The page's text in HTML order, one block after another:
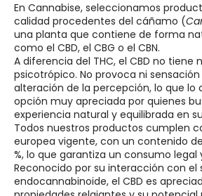
En Cannabise, seleccionamos
calidad procedentes del cáñamo (
una planta que contiene de forma
como el CBD, el CBG o el CBN.
A diferencia del THC, el CBD no tiene
psicotrópico. No provoca ni
alteración de la percepción, lo que lo
opción muy apreciada por quienes
experiencia natural y equilibrada en
Todos nuestros productos cumplen
europea vigente, con un contenido
%, lo que garantiza un consumo legal
Reconocido por su interacción con el
endocannabinoide, el CBD es